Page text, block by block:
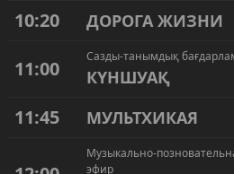
10:20 ДОРОГА ЖИЗНИ
11:00
Сазды-танымдық
КҮНШУАҚ
11:45 МУЛЬТХИКАЯ
Музыкально-
эфир